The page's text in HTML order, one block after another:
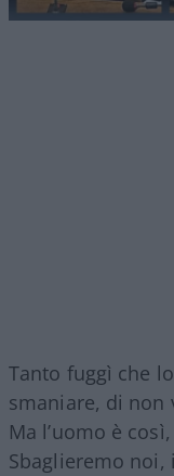
Tanto fuggì che
smaniare, di non
Ma l’uomo è
Sbaglieremo noi,